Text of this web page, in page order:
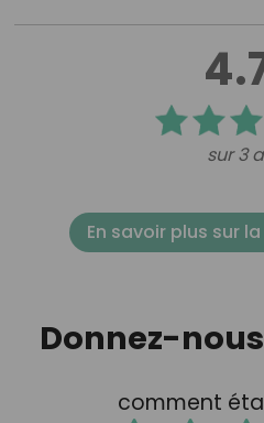
sur 3
En savoir plus sur
Donnez-
comment